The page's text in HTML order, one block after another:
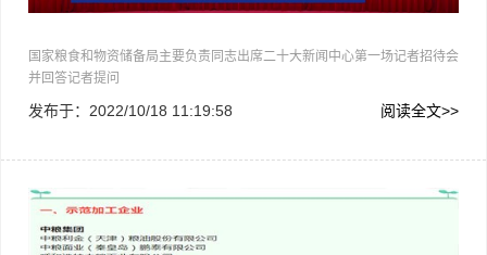
国家粮食和物资储备局主要负责同志出席二十大新闻中心第一场记者招待会
并回答记者提问
发布于： 2022/10/18 11:19:58 阅读全文>>